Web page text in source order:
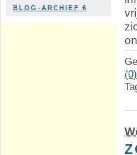
BLOG-ARCHIEF 6
(0)